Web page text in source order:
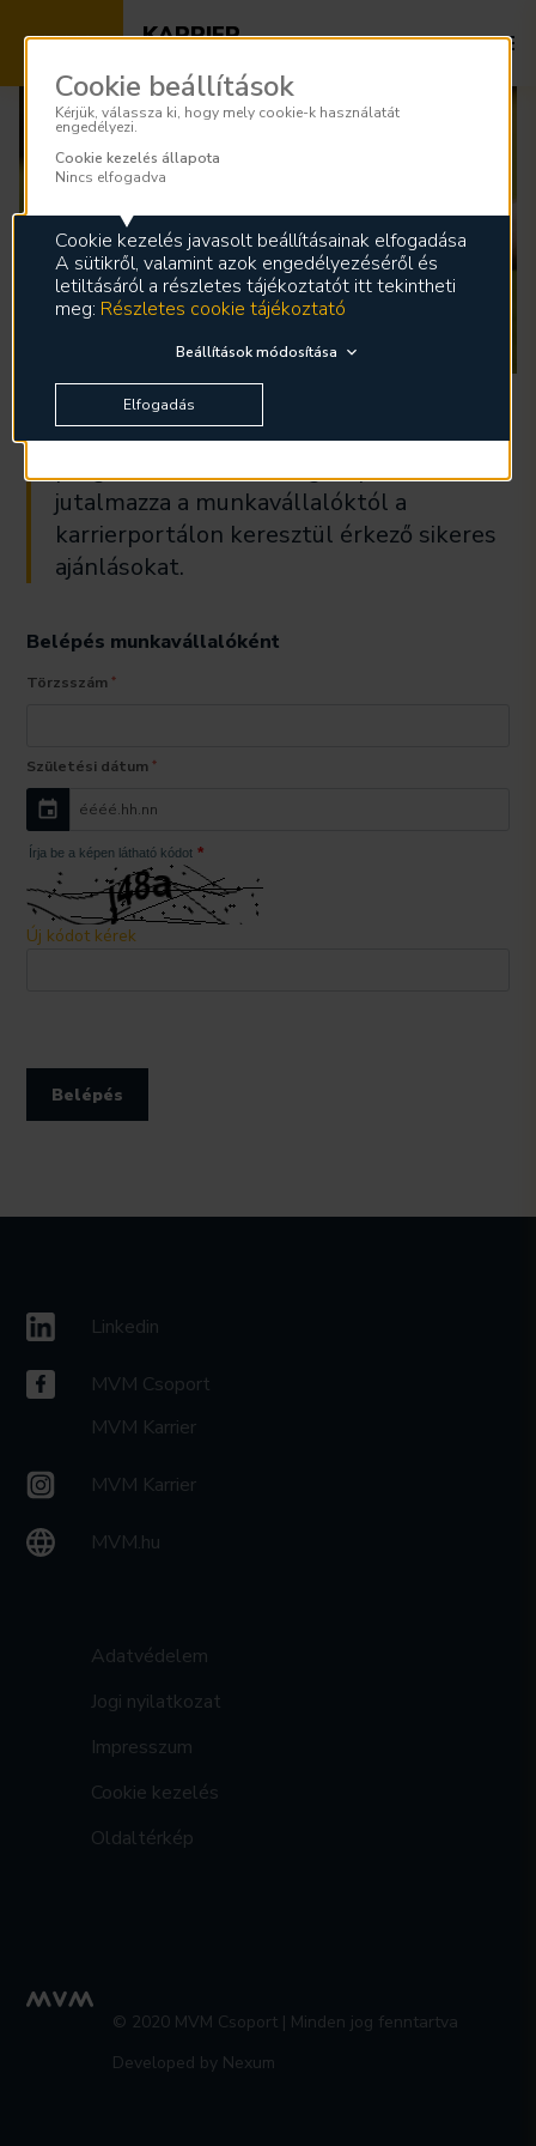
KARRIER
Munkatársi ajánlás
Ajánld állásainkat barátaidnak, ismerőseidnek,
amiért cserébe megjutalmazunk!
Az MVM Csoportban munkatársi ajánlási
program működik. A cégcsoport
jutalmazza a munkavállalóktól a
karrierportálon keresztül érkező sikeres
ajánlásokat.
Belépés munkavállalóként
Törzsszám *
Születési dátum *
éééé.hh.nn
Írja be a képen látható kódot *
Új kódot kérek
Cookie beállítások
Kérjük, válassza ki, hogy mely cookie-k használatát
engedélyezi.
Cookie kezelés állapota
Nincs elfogadva
Cookie kezelés javasolt beállításainak elfogadása
A sütikről, valamint azok engedélyezéséről és
letiltásáról a részletes tájékoztatót itt tekintheti
meg: Részletes cookie tájékoztató
Beállítások módosítása
Elfogadás
Adatvédelem
Jogi nyilatkozat
Impresszum
Cookie kezelés
Oldaltérkép
Linkedin
MVM Csoport
MVM Karrier
MVM Karrier
MVM.hu
© 2020 MVM Csoport | Minden jog fenntartva
Developed by Nexum